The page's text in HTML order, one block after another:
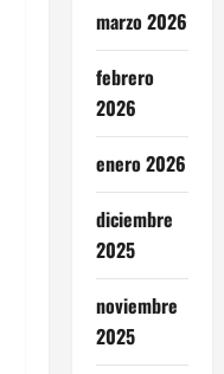
marzo 2026
febrero
2026
enero 2026
diciembre
2025
noviembre
2025